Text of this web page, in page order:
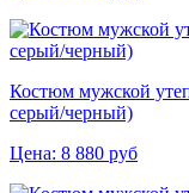
Костюм мужской
серый/черный)
Цена: 8 880 руб